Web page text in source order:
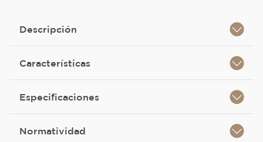
Descripción
Características
Especificaciones
Normatividad